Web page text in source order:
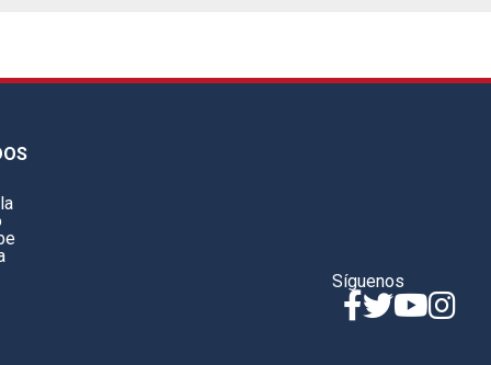
Síguenos